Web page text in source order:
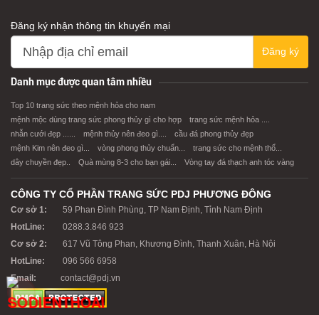
Đăng ký nhận thông tin khuyến mại
Đăng ký
Danh mục được quan tâm nhiều
Top 10 trang sức theo mệnh hỏa cho nam
mệnh mộc dùng trang sức phong thủy gì cho hợp
trang sức mệnh hỏa ....
nhẫn cưới đẹp ......
mệnh thủy nên đeo gì....
cầu đá phong thủy đẹp
mệnh Kim nên đeo gì...
vòng phong thủy chuẩn...
trang sức cho mệnh thổ...
dây chuyền đẹp..
Quà mùng 8-3 cho bạn gái... Vòng tay đá thạch anh tóc vàng
CÔNG TY CỔ PHẦN TRANG SỨC PDJ PHƯƠNG ĐÔNG
Cơ sở 1:
59 Phan Đình Phùng, TP Nam Định, Tỉnh Nam Định
HotLine:
0288.3.846 923
Cơ sở 2:
617 Vũ Tông Phan, Khương Đình, Thanh Xuân, Hà Nội
HotLine:
096 566 6958
Email:
contact@pdj.vn